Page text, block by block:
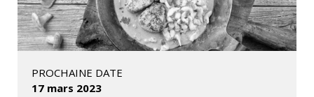
PROCHAINE DATE
17 mars 2023